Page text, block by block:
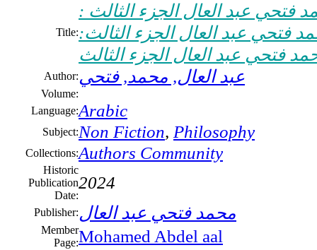
Title:
فتحي عبد العال الجزء الثالث :
فتحي عبد العال الجزء الثالث:
فتحي عبد العال الجزء الثالث
Author:عبد العال, محمد, فتحي
Volume:
Language:Arabic
Subject:Non Fiction, Philosophy
Collections:Authors Community
Historic
Publication
Date:
2024
Publisher:محمد فتحي عبد العال
Member
Page:Mohamed Abdel aal